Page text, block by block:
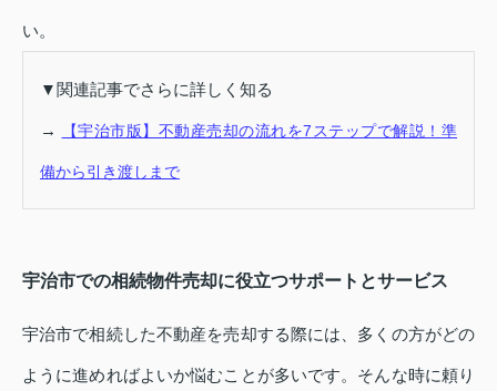
い。
▼関連記事でさらに詳しく知る
→ 【宇治市版】不動産売却の流れを7ステップで解説！準
備から引き渡しまで
宇治市での相続物件売却に役立つサポートとサービス
宇治市で相続した不動産を売却する際には、多くの方がどの
ように進めればよいか悩むことが多いです。そんな時に頼り